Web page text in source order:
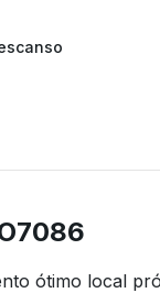
ótimo local